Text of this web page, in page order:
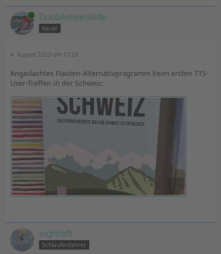
Online Doubleheelslide
Racer
4. August 2023 um 17:28
Angedachtes Flauten-Alternativprogramm beim ersten TTS-
User-Treffen in der Schweiz:
eightbft
Schlaufenfahrer